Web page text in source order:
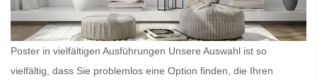
Poster in vielfältigen Ausführungen Unsere Auswahl ist so
vielfältig, dass Sie problemlos eine Option finden, die Ihren